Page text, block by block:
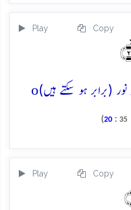
Play Copy
o
35
:
20
)
Play Copy